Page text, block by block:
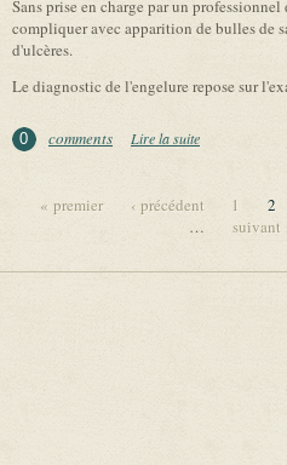
Sans prise en charge par un
compliquer avec apparition de bulles de
d'ulcères.
Le diagnostic de l'engelure repose sur
0 comments Lire la suite
« premier ‹ précédent 1 2
…
suivant